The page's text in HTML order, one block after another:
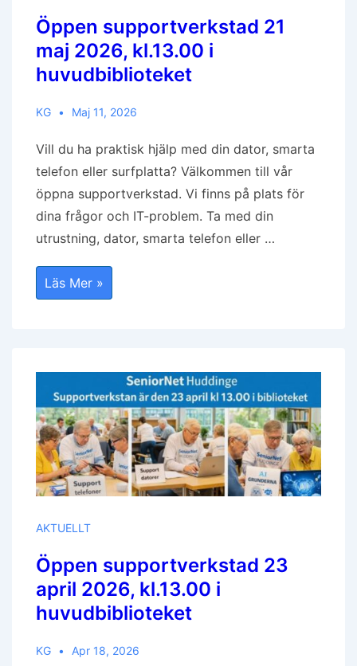
Öppen supportverkstad 21
maj 2026, kl.13.00 i
huvudbiblioteket
KG Maj 11, 2026
Vill du ha praktisk hjälp med din dator, smarta
telefon eller surfplatta? Välkommen till vår
öppna supportverkstad. Vi finns på plats för
dina frågor och IT-problem. Ta med din
utrustning, dator, smarta telefon eller …
Öppen
Supportverkstad
21
Läs Mer »
AKTUELLT
Öppen supportverkstad 23
april 2026, kl.13.00 i
huvudbiblioteket
KG Apr 18, 2026